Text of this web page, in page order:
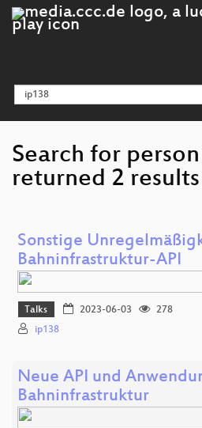
Search for
returned 2 results
Sonstige
Bahninfrastruktur-API
Talks 2023-06-03
278
ip138
Neue API und
Bahninfrastruktur